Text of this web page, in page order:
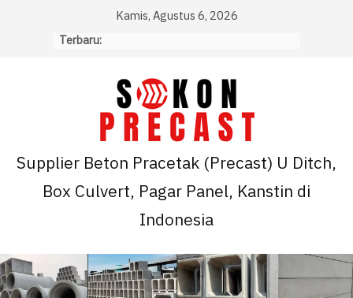
Kamis, Agustus 6, 2026
Terbaru:
Supplier Beton Pracetak (Precast) U Ditch,
Box Culvert, Pagar Panel, Kanstin di
Indonesia